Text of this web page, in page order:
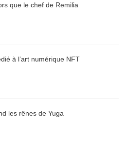
que le chef de Remilia
à l’art numérique NFT
les rênes de Yuga